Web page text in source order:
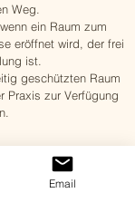
Weg.
ein Raum zum
eröffnet wird, der frei
ist.
geschützten Raum
Praxis zur Verfügung
Email